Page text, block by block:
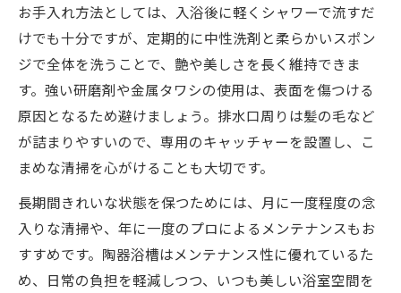
お手入れ方法としては、入浴後に軽くシャワーで流すだ
けでも十分ですが、定期的に中性洗剤と柔らかいスポン
ジで全体を洗うことで、艶や美しさを長く維持できま
す。強い研磨剤や金属タワシの使用は、表面を傷つける
原因となるため避けましょう。排水口周りは髪の毛など
が詰まりやすいので、専用のキャッチャーを設置し、こ
まめな清掃を心がけることも大切です。
長期間きれいな状態を保つためには、月に一度程度の念
入りな清掃や、年に一度のプロによるメンテナンスもお
すすめです。陶器浴槽はメンテナンス性に優れているた
め、日常の負担を軽減しつつ、いつも美しい浴室空間を